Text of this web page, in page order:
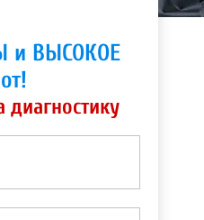
и ВЫСОКОЕ
диагностику